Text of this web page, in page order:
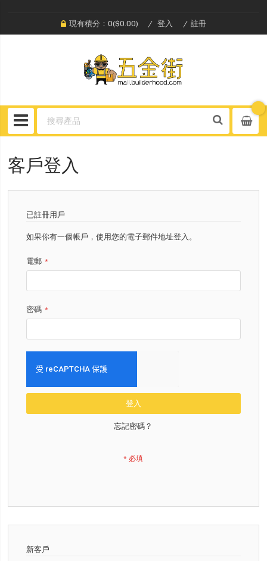
現有積分：0($0.00) 登入 註冊
客戶登入
已註冊用戶
如果你有一個帳戶，使用您的電子郵件地址登入。
電郵
密碼
登入
忘記密碼？
新客戶